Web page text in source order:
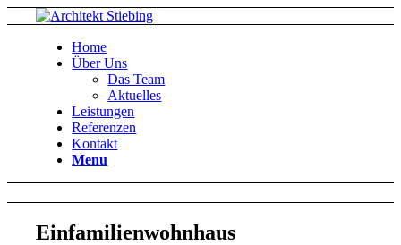
Home
Über Uns
Das Team
Aktuelles
Leistungen
Referenzen
Kontakt
Menu
Einfamilienwohnhaus